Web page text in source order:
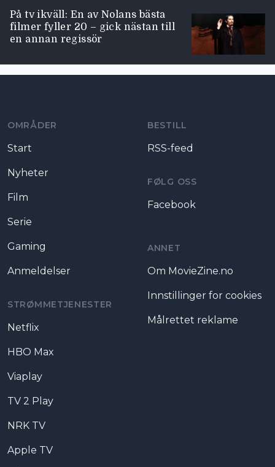
På tv ikväll: En av Nolans bästa
filmer fyller 20 – gick nästan till
en annan regissör
OMRÅDER
Start
Nyheter
Film
Serie
Gaming
Anmeldelser
STRØMMETJENESTER
Netflix
HBO Max
Viaplay
TV 2 Play
NRK TV
Apple TV
BESTILL
RSS-feed
FØLG OSS
Facebook
ANNET
Om MovieZine.no
Innstillinger for cookies
Målrettet reklame